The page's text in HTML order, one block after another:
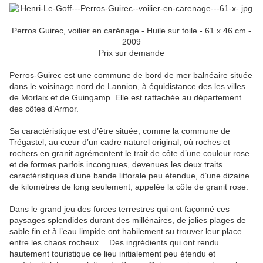
Perros Guirec, voilier en carénage - Huile sur toile - 61 x 46 cm -
2009
Prix sur demande
Perros-Guirec est une commune de bord de mer balnéaire située
dans le voisinage nord de Lannion, à équidistance des les villes
de Morlaix et de Guingamp. Elle est rattachée au département
des côtes d’Armor.
Sa caractéristique est d’être située, comme la commune de
Trégastel, au cœur d’un cadre naturel original, où roches et
rochers en granit agrémentent le trait de côte d’une couleur rose
et de formes parfois incongrues, devenues les deux traits
caractéristiques d’une bande littorale peu étendue, d’une dizaine
de kilomètres de long seulement, appelée la côte de granit rose.
Dans le grand jeu des forces terrestres qui ont façonné ces
paysages splendides durant des millénaires, de jolies plages de
sable fin et à l’eau limpide ont habilement su trouver leur place
entre les chaos rocheux… Des ingrédients qui ont rendu
hautement touristique ce lieu initialement peu étendu et